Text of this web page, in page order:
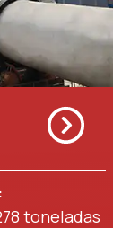
:
toneladas